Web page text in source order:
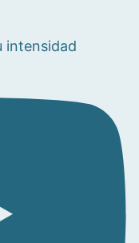
intensidad